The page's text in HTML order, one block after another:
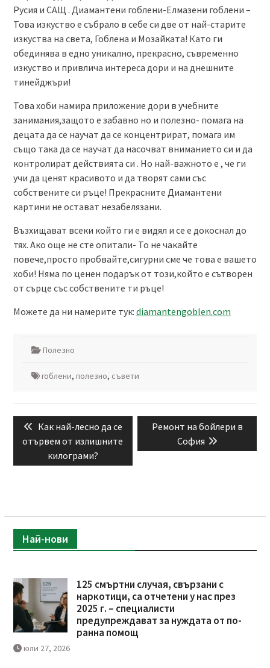
Русия и САЩ . Диамантени гоблени-Елмазени гоблени –
Това изкуство е събрало в себе си две от най-старите
изкуства на света, Гоблена и Мозайката! Като ги
обединява в едно уникално, прекрасно, съвременно
изкуство и привлича интереса дори и на днешните
тинейджъри!
Това хоби намира приложение дори в учебните
занимания,защото е забавно но и полезно- помага на
децата да се научат да се концентрират, помага им
също така да се научат да насочват вниманието си и да
контролират действията си . Но най-важното е , че ги
учи да ценят красивото и да творят сами със
собствените си ръце! Прекрасните Диамантени
картини не остават незабелязани.
Възхищават всеки който ги е видял и се е докоснал до
тях. Ако още не сте опитали- То не чакайте
повече,просто пробвайте,сигурни сме че това е вашето
хоби! Няма по ценен подарък от този,който е сътворен
от сърце със собствените ти ръце!
Можете да ни намерите тук: diamantengoblen.com
Полезно
гоблени, полезно, съвети
Previous
post:
Как най-лесно да се
отървем от излишните
килограми?
Next
Ремонт на бойлери в
София
Най-нови
125 смъртни случая, свързани с
наркотици, са отчетени у нас през
2025 г. – специалисти
предупреждават за нуждата от по-
ранна помощ
юли 27, 2026